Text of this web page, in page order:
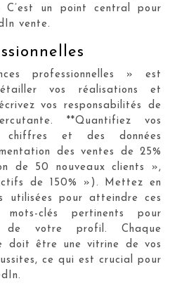
un point central pour
vente.
professionnelles » est
vos réalisations et
vos responsabilités de
**Quantifiez vos
chiffres et des données
des ventes de 25%
de 50 nouveaux clients »,
de 150% »). Mettez en
utilisées pour atteindre ces
clés pertinents pour
de votre profil. Chaque
doit être une vitrine de vos
ce qui est crucial pour